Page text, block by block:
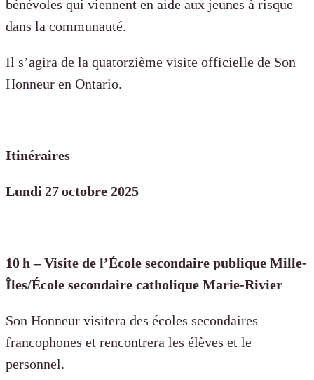
bénévoles qui viennent en aide aux jeunes à risque
dans la communauté.
Il s’agira de la quatorzième visite officielle de Son
Honneur en Ontario.
Itinéraires
Lundi 27 octobre 2025
10 h – Visite de l’École secondaire publique Mille-
Îles/École secondaire catholique Marie-Rivier
Son Honneur visitera des écoles secondaires
francophones et rencontrera les élèves et le
personnel.